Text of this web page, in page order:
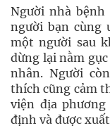
Người nhà
người bạn cùng
một người sau
dừng lại nằm
nhân. Người
thích cũng cảm
viện địa
định và được